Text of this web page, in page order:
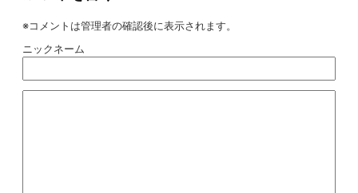
※コメントは管理者の確認後に表示されます。
ニックネーム